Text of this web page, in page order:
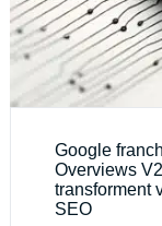
Google
Overviews
transforment
SEO